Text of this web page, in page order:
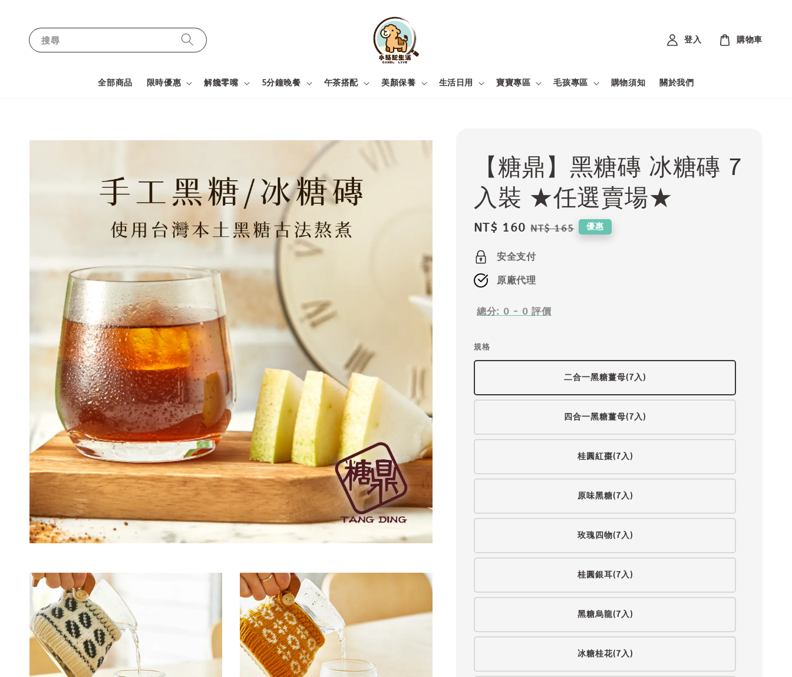
搜尋
全部商品 限時優惠 解饞零嘴 5分鐘晚餐 午茶搭配 美顏保養 生活日用 寶寶專區 毛孩專區 購物須知 關於我們
登入 購物車
【糖鼎】黑糖磚 冰糖磚 7
入裝 ★任選賣場★
Sale
NT$ 160 Regular
NT$ 165 優惠
安全支付
原廠代理
總分: 0 - 0 評價
規格
二合一黑糖薑母(7入)
四合一黑糖薑母(7入)
桂圓紅棗(7入)
原味黑糖(7入)
玫瑰四物(7入)
桂圓銀耳(7入)
黑糖烏龍(7入)
冰糖桂花(7入)